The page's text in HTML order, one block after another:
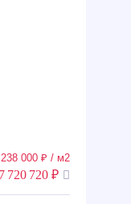
238 000 ₽ / м2
720 720 ₽